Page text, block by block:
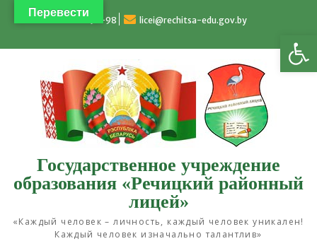
Открыть панель инструментов
Перейти
4-93-98 licei@rechitsa-edu.gov.by
Государственное учреждение
образования «Речицкий районный
лицей»
«Каждый человек – личность, каждый человек уникален!
Каждый человек изначально талантлив»
Перевести